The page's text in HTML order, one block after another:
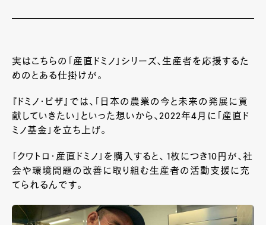
実はこちらの「産直ドミノ」シリーズ、生産者を応援するた
めのとある仕掛けが。
『ドミノ・ピザ』では、「日本の農業の今と未来の発展に貢
献していきたい」といった想いから、2022年4月に「産直ド
ミノ基金」を立ち上げ。
「クワトロ・産直ドミノ」を購入すると、 1枚につき10円が、社
会や環境問題の改善に取り組む生産者の活動支援に充
てられるんです。